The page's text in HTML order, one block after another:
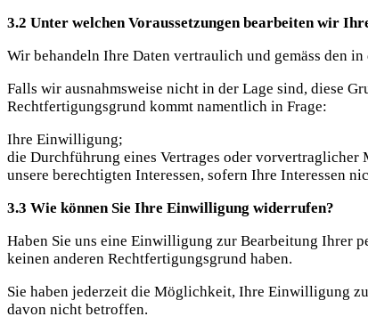
3.2 Unter welchen Voraussetzungen bearbeiten wir
Wir behandeln Ihre Daten vertraulich und gemäss den
Falls wir ausnahmsweise nicht in der Lage sind, diese
Rechtfertigungsgrund kommt namentlich in Frage:
Ihre Einwilligung;
die Durchführung eines Vertrages oder vorvertraglicher
unsere berechtigten Interessen, sofern Ihre Interessen
3.3 Wie können Sie Ihre Einwilligung widerrufen?
Haben Sie uns eine Einwilligung zur Bearbeitung Ihrer
keinen anderen Rechtfertigungsgrund haben.
Sie haben jederzeit die Möglichkeit, Ihre Einwilligung
davon nicht betroffen.